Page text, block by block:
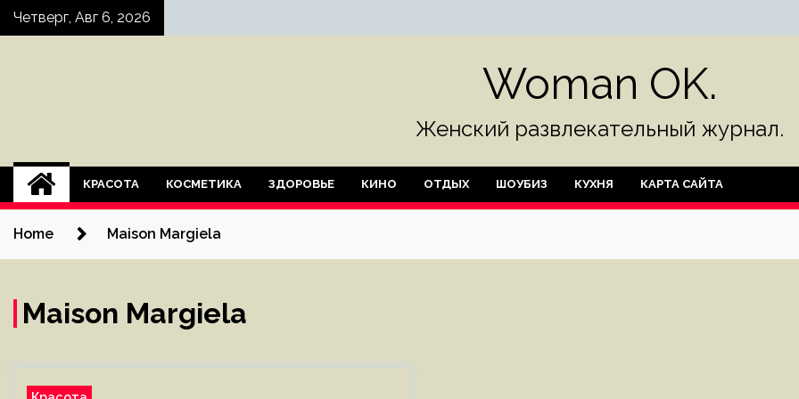
SkipЧетверг, Авг 6, 2026
Woman OK.
Женский развлекательный журнал.
КРАСОТА КОСМЕТИКА ЗДОРОВЬЕ КИНО ОТДЫХ ШОУБИЗ КУХНЯ КАРТА САЙТА
Home Maison Margiela
Maison Margiela